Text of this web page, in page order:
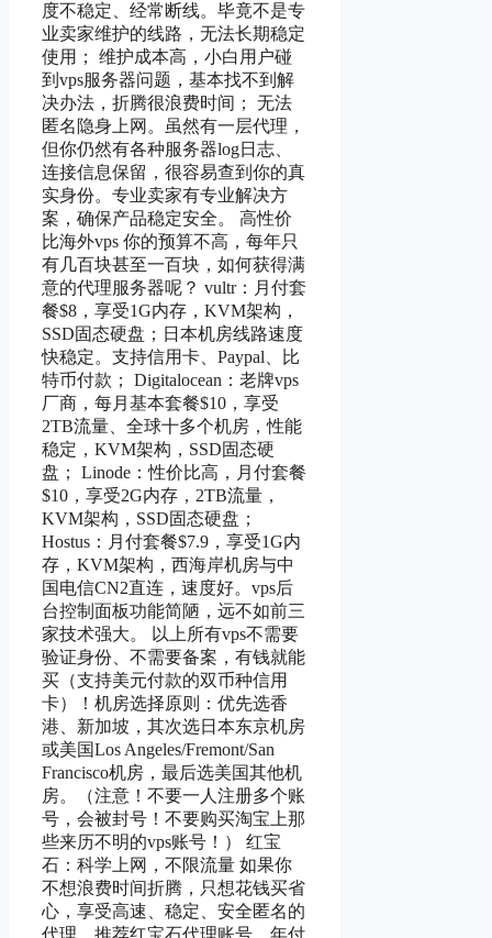
度不稳定、经常断线。毕竟不是专
业卖家维护的线路，无法长期稳定
使用； 维护成本高，小白用户碰
到vps服务器问题，基本找不到解
决办法，折腾很浪费时间； 无法
匿名隐身上网。虽然有一层代理，
但你仍然有各种服务器log日志、
连接信息保留，很容易查到你的真
实身份。专业卖家有专业解决方
案，确保产品稳定安全。 高性价
比海外vps 你的预算不高，每年只
有几百块甚至一百块，如何获得满
意的代理服务器呢？ vultr：月付套
餐$8，享受1G内存，KVM架构，
SSD固态硬盘；日本机房线路速度
快稳定。支持信用卡、Paypal、比
特币付款； Digitalocean：老牌vps
厂商，每月基本套餐$10，享受
2TB流量、全球十多个机房，性能
稳定，KVM架构，SSD固态硬
盘； Linode：性价比高，月付套餐
$10，享受2G内存，2TB流量，
KVM架构，SSD固态硬盘；
Hostus：月付套餐$7.9，享受1G内
存，KVM架构，西海岸机房与中
国电信CN2直连，速度好。vps后
台控制面板功能简陋，远不如前三
家技术强大。 以上所有vps不需要
验证身份、不需要备案，有钱就能
买（支持美元付款的双币种信用
卡）！机房选择原则：优先选香
港、新加坡，其次选日本东京机房
或美国Los Angeles/Fremont/San
Francisco机房，最后选美国其他机
房。（注意！不要一人注册多个账
号，会被封号！不要购买淘宝上那
些来历不明的vps账号！） 红宝
石：科学上网，不限流量 如果你
不想浪费时间折腾，只想花钱买省
心，享受高速、稳定、安全匿名的
代理，推荐红宝石代理账号，年付